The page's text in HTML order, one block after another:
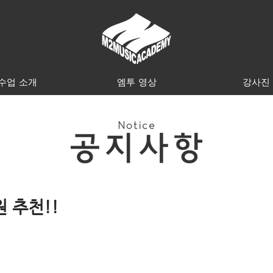
업 소개 엠투 영상 강사진
추천!!